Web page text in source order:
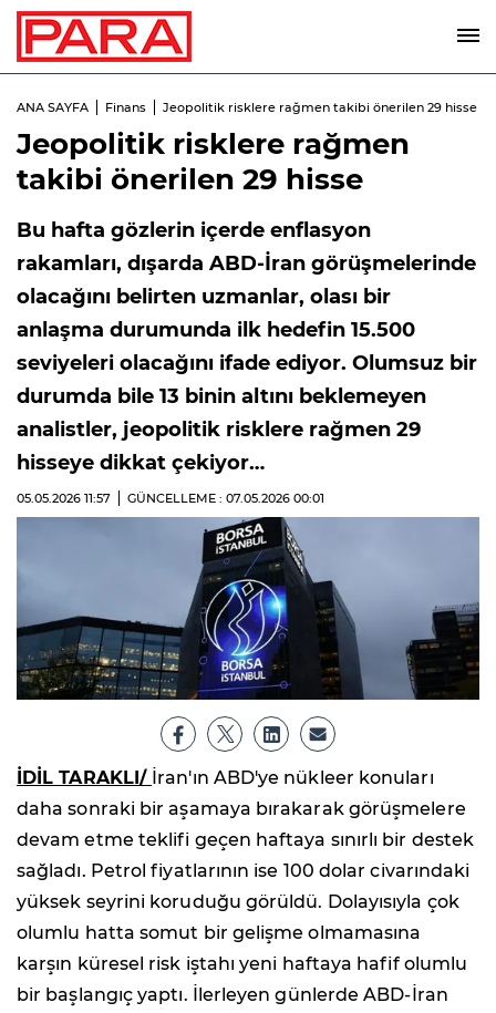
ANA SAYFA Finans Jeopolitik risklere rağmen takibi önerilen 29 hisse
Jeopolitik risklere rağmen
takibi önerilen 29 hisse
Bu hafta gözlerin içerde enflasyon
rakamları, dışarda ABD-İran görüşmelerinde
olacağını belirten uzmanlar, olası bir
anlaşma durumunda ilk hedefin 15.500
seviyeleri olacağını ifade ediyor. Olumsuz bir
durumda bile 13 binin altını beklemeyen
analistler, jeopolitik risklere rağmen 29
hisseye dikkat çekiyor…
05.05.2026 11:57 GÜNCELLEME : 07.05.2026 00:01
İDİL TARAKLI/ İran'ın ABD'ye nükleer konuları
daha sonraki bir aşamaya bırakarak görüşmelere
devam etme teklifi geçen haftaya sınırlı bir destek
sağladı. Petrol fiyatlarının ise 100 dolar civarındaki
yüksek seyrini koruduğu görüldü. Dolayısıyla çok
olumlu hatta somut bir gelişme olmamasına
karşın küresel risk iştahı yeni haftaya hafif olumlu
bir başlangıç yaptı. İlerleyen günlerde ABD-İran